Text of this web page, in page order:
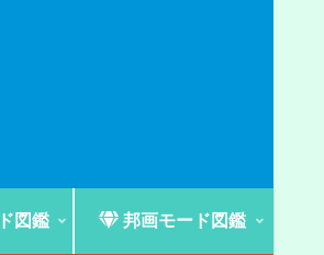
図鑑 邦画モード図鑑